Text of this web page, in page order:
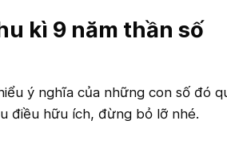
kì 9 năm thần số
ý nghĩa của những con số đó
điều hữu ích, đừng bỏ lỡ nhé.